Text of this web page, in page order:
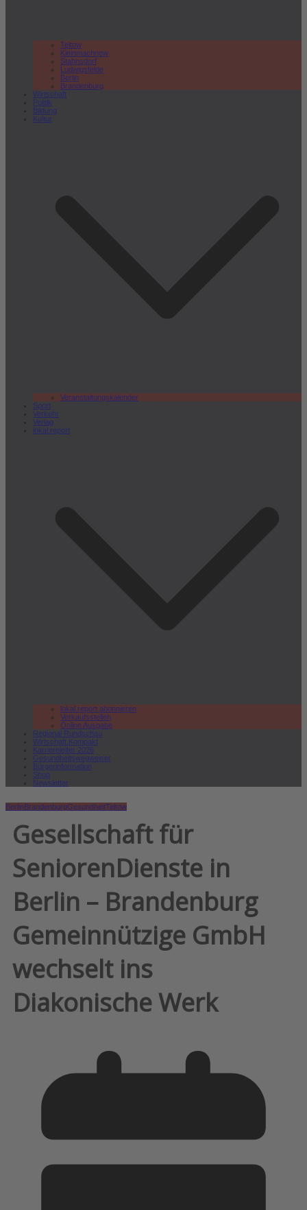
Teltow
Kleinmachnow
Stahnsdorf
Ludwigsfelde
Berlin
Brandenburg
Wirtschaft
Politik
Bildung
Kultur
Veranstaltungskalender
Sport
Verkehr
Verlag
lokal.report
lokal.report abonnieren
Verkaufsstellen
Online Ausgabe
Regional Rundschau
Wirtschaft.Kompakt
Karriereleiter 2026
Gesundheitswegweiser
Bürgerinformation
Shop
Newsletter
BerlinBrandenburgGesundheitTeltow
Gesellschaft für
SeniorenDienste in
Berlin – Brandenburg
Gemeinnützige GmbH
wechselt ins
Diakonische Werk